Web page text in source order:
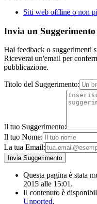
Siti web offline o non
Invia un Suggerimento
Hai feedback o suggerimenti
Riceverai un'email per
pubblicazione.
Titolo del Suggerimento:
Il tuo Suggerimento:
Il tuo Nome:
La tua Email:
Questa pagina è stata
2015 alle 15:01.
Il contenuto è
Unported.